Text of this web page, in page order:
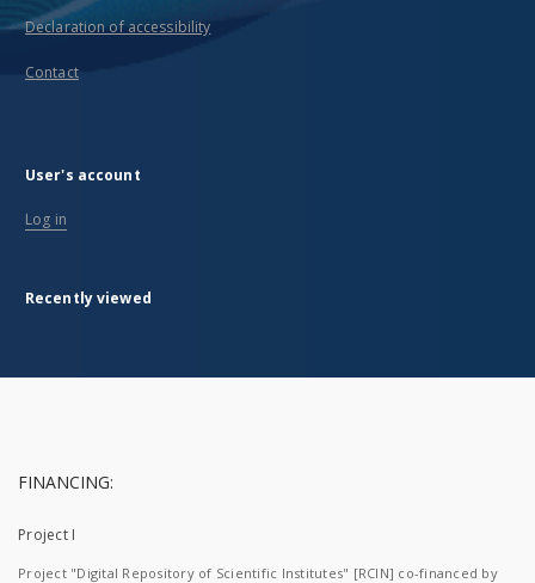
Declaration of accessibility
Contact
User's account
Log in
Recently viewed
FINANCING:
Project I
Project "Digital Repository of Scientific Institutes" [RCIN] co-financed by